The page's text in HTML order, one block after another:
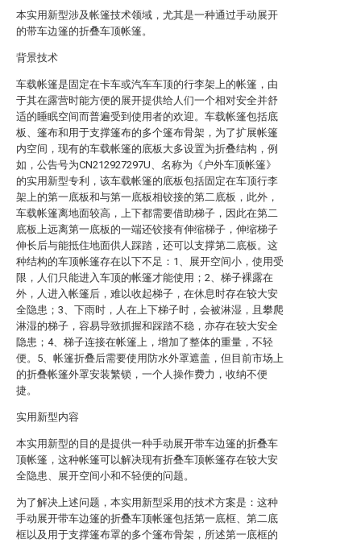
本实用新型涉及帐篷技术领域，尤其是一种通过手动展开
的带车边篷的折叠车顶帐篷。
背景技术
车载帐篷是固定在卡车或汽车车顶的行李架上的帐篷，由
于其在露营时能方便的展开提供给人们一个相对安全并舒
适的睡眠空间而普遍受到使用者的欢迎。车载帐篷包括底
板、篷布和用于支撑篷布的多个篷布骨架，为了扩展帐篷
内空间，现有的车载帐篷的底板大多设置为折叠结构，例
如，公告号为CN212927297U、名称为《户外车顶帐篷》
的实用新型专利，该车载帐篷的底板包括固定在车顶行李
架上的第一底板和与第一底板相铰接的第二底板，此外，
车载帐篷离地面较高，上下都需要借助梯子，因此在第二
底板上远离第一底板的一端还铰接有伸缩梯子，伸缩梯子
伸长后与能抵住地面供人踩踏，还可以支撑第二底板。这
种结构的车顶帐篷存在以下不足：1、展开空间小，使用受
限，人们只能进入车顶的帐篷才能使用；2、梯子裸露在
外，人进入帐篷后，难以收起梯子，在休息时存在较大安
全隐患；3、下雨时，人在上下梯子时，会被淋湿，且攀爬
淋湿的梯子，容易导致抓握和踩踏不稳，亦存在较大安全
隐患；4、梯子连接在帐篷上，增加了整体的重量，不轻
便。5、帐篷折叠后需要使用防水外罩遮盖，但目前市场上
的折叠帐篷外罩安装繁锁，一个人操作费力，收纳不便
捷。
实用新型内容
本实用新型的目的是提供一种手动展开带车边篷的折叠车
顶帐篷，这种帐篷可以解决现有折叠车顶帐篷存在较大安
全隐患、展开空间小和不轻便的问题。
为了解决上述问题，本实用新型采用的技术方案是：这种
手动展开带车边篷的折叠车顶帐篷包括第一底框、第二底
框以及用于支撑篷布罩的多个篷布骨架，所述第一底框的